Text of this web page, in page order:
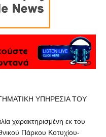
ΥΠΗΡΕΣΙΑ ΤΟΥ
χαρακτηρισμένη εκ του
Πάρκου Κοτυχίου-